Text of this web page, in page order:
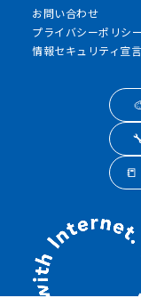
お問い合わせ
プライバシーポリシー
情報セキュリティ宣言